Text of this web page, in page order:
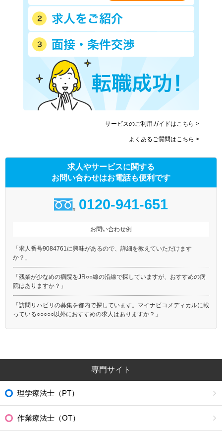
サービスのご利用ガイドはこちら >
よくあるご質問はこちら >
求人やサービスに関する
お問い合わせはお電話も便利です
0120-941-651
お問い合わせ例
「求人番号9084761に興味があるので、詳細を教えていただけます
か？」
「残業が少なめの病院をJR○○線の沿線で探していますが、おすすめの病
院はありますか？」
「訪問リハビリの募集を都内で探しています。マイナビコメディカルに載
っている○○○○○以外におすすめの求人はありますか？」
専門サイト
理学療法士（PT）
作業療法士（OT）